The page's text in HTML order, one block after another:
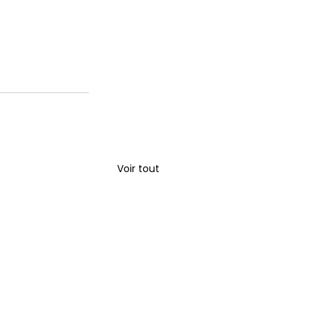
Voir tout